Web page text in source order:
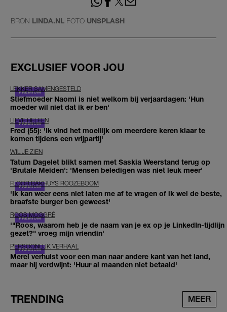
BRON LINDA.NL FOTO UNSPLASH
EXCLUSIEF VOOR JOU
LEKKER SAMENGESTELD
Stiefmoeder Naomi is niet welkom bij verjaardagen: 'Hun
moeder wil niet dat ik er ben'
LIEVE HELEEN
Fred (55): 'Ik vind het moeilijk om meerdere keren klaar te
komen tijdens een vrijpartij'
WIL JE ZIEN
Tatum Dagelet blikt samen met Saskia Weerstand terug op
'Brutale Meiden': 'Mensen beledigen was niet leuk meer'
FLOOR BAKHUYS ROOZEBOOM
'Ik kan weer eens niet laten me af te vragen of ik wel de beste,
braafste burger ben geweest'
ROOS MOGGRÉ
'"Roos, waarom heb je de naam van je ex op je LinkedIn-tijdlijn
gezet?" vroeg mijn vriendin'
PERSOONLIJK VERHAAL
Merel verhuist voor een man naar andere kant van het land,
maar hij verdwijnt: 'Huur al maanden niet betaald'
TRENDING MEER